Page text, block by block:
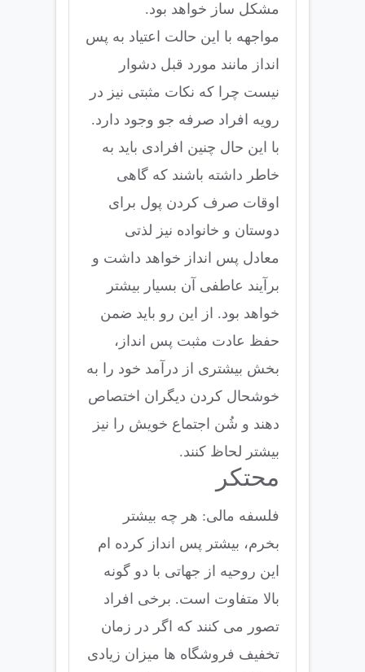
مشکل ساز خواهد بود.
مواجهه با این حالت اعتیاد به پس
انداز مانند مورد قبل دشوار
نیست چرا که نکات مثبتی نیز در
رویه افراد صرفه جو وجود دارد.
با این حال چنین افرادی باید به
خاطر داشته باشند که گاهی
اوقات صرف کردن پول برای
دوستان و خانواده نیز لذتی
معادل پس انداز خواهد داشت و
برآیند عاطفی آن بسیار بیشتر
خواهد بود. از این رو باید ضمن
حفظ عادت مثبت پس انداز،
بخش بیشتری از درآمد خود را به
خوشحال کردن دیگران اختصاص
دهند و شُن اجتماع خویش را نیز
بیشتر لحاظ کنند.
محتکر
فلسفه مالی: هر چه بیشتر
بخرم، بیشتر پس انداز کرده ام
این روحیه از جهاتی با دو گونه
بالا متفاوت است. برخی افراد
تصور می کنند که اگر در زمان
تخفیف فروشگاه ها میزان زیادی